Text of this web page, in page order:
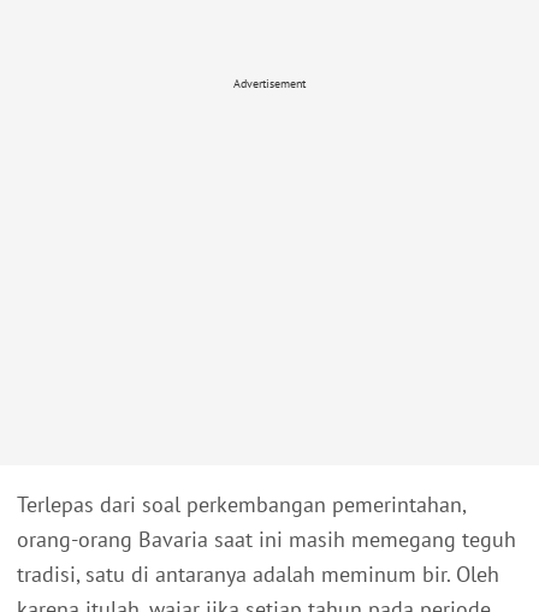
Advertisement
Terlepas dari soal perkembangan pemerintahan,
orang-orang Bavaria saat ini masih memegang teguh
tradisi, satu di antaranya adalah meminum bir. Oleh